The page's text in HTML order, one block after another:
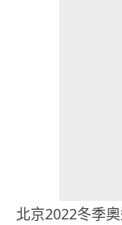
北京2022冬季